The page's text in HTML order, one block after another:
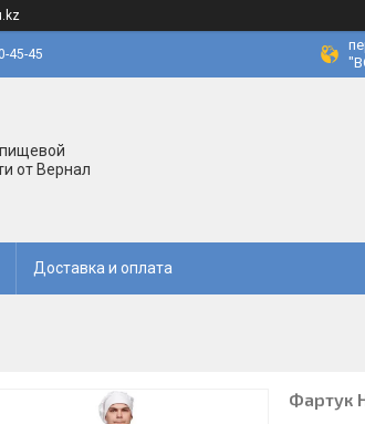
45-45
от Вернал
Доставка и оплата
Фартук